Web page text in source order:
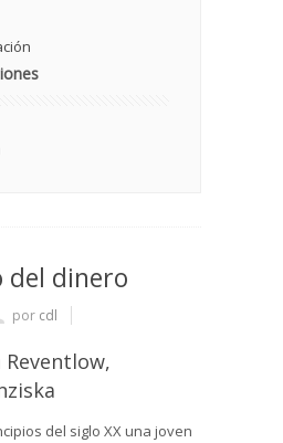
del dinero
por cdl
Reventlow,
del siglo XX una joven